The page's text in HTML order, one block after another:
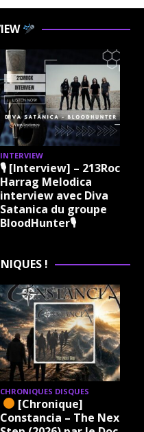
INTERVIEW
🎙 [Interview] – 213Rock
Harrag Melodica
interview avec Diva
Satanica du groupe
BloodHunter🎙
!
CHRONIQUES DISQUES
[Chronique]
Constancia – The Next